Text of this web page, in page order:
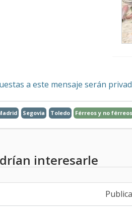
a este mensaje serán
Segovia Toledo Férreos y no férreos
interesarle